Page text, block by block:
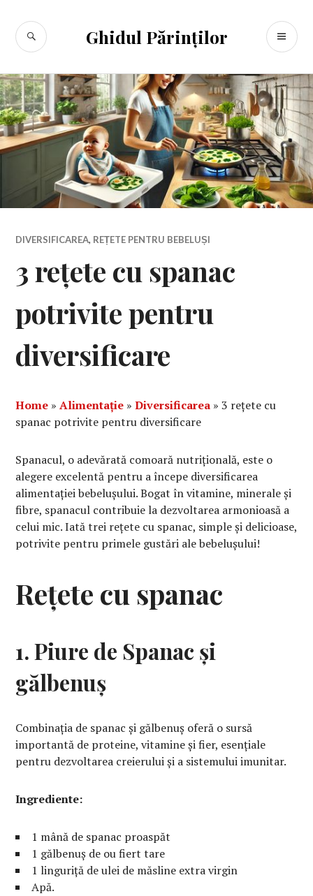
conținut
Ghidul Părinților
CĂUTARE
DIVERSIFICAREA, REȚETE PENTRU BEBELUȘI
3 rețete cu spanac
potrivite pentru
diversificare
Home »Alimentație »Diversificarea »3 rețete cu
spanac potrivite pentru diversificare
Spanacul, o adevărată comoară nutrițională, este o
alegere excelentă pentru a începe diversificarea
alimentației bebelușului. Bogat în vitamine, minerale și
fibre, spanacul contribuie la dezvoltarea armonioasă a
celui mic. Iată trei rețete cu spanac, simple și delicioase,
potrivite pentru primele gustări ale bebelușului!
Rețete cu spanac
1. Piure de Spanac și
gălbenuș
Combinația de spanac și gălbenuș oferă o sursă
importantă de proteine, vitamine și fier, esențiale
pentru dezvoltarea creierului și a sistemului imunitar.
Ingrediente:
1 mână de spanac proaspăt
1 gălbenuș de ou fiert tare
1 linguriță de ulei de măsline extra virgin
Apă.